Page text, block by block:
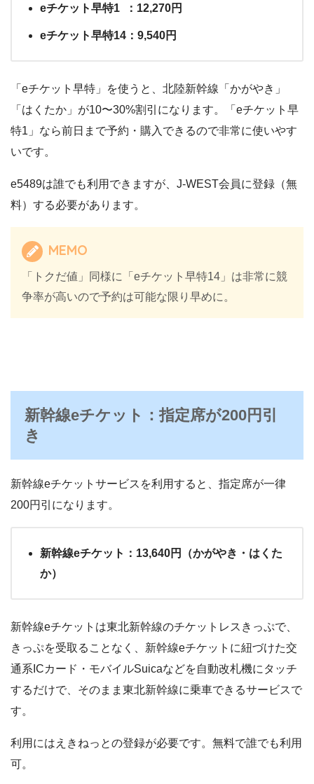
eチケット早特1 ：12,270円
eチケット早特14：9,540円
「eチケット早特」を使うと、北陸新幹線「かがやき」
「はくたか」が10〜30%割引になります。「eチケット早
特1」なら前日まで予約・購入できるので非常に使いやす
いです。
e5489は誰でも利用できますが、J-WEST会員に登録（無
料）する必要があります。
MEMO
「トクだ値」同様に「eチケット早特14」は非常に競
争率が高いので予約は可能な限り早めに。
新幹線eチケット：指定席が200円引
き
新幹線eチケットサービスを利用すると、指定席が一律
200円引になります。
新幹線eチケット：13,640円（かがやき・はくた
か）
新幹線eチケットは東北新幹線のチケットレスきっぷで、
きっぷを受取ることなく、新幹線eチケットに紐づけた交
通系ICカード・モバイルSuicaなどを自動改札機にタッチ
するだけで、そのまま東北新幹線に乗車できるサービスで
す。
利用にはえきねっとの登録が必要です。無料で誰でも利用
可。